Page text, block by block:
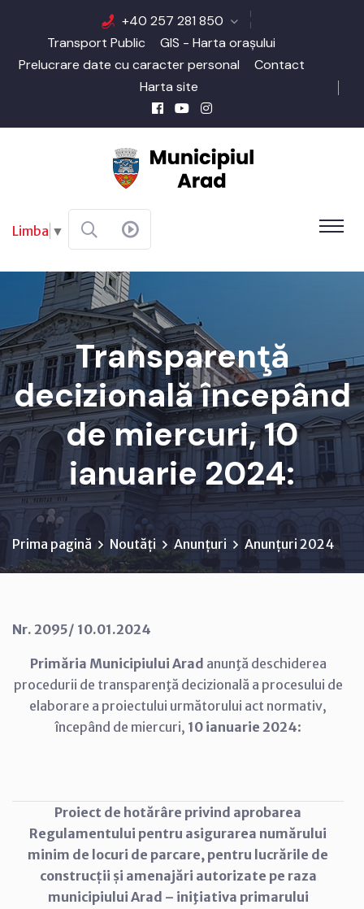
+40 257 281 850
Transport Public
GIS - Harta orașului
Prelucrare date cu caracter personal
Contact
Harta site
Limba ▼
Transparenţă
decizională începând
de miercuri, 10
ianuarie 2024:
Prima pagină Noutăți Anunțuri Anunțuri 2024
Nr. 2095/ 10.01.2024
Primăria Municipiului Arad anunţă deschiderea
procedurii de transparenţă decizională a procesului de
elaborare a proiectului următorului act normativ,
începând de miercuri, 10 ianuarie 2024:
Proiect de hotărâre privind aprobarea
Regulamentului pentru asigurarea numărului
minim de locuri de parcare, pentru lucrările de
construcții și amenajări autorizate pe raza
municipiului Arad – iniţiativa primarului